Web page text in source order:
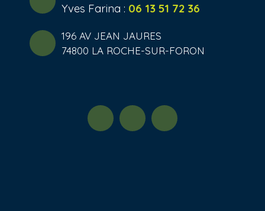
Yves Farina : 06 13 51 72 36
196 AV JEAN JAURES
74800 LA ROCHE-SUR-FORON